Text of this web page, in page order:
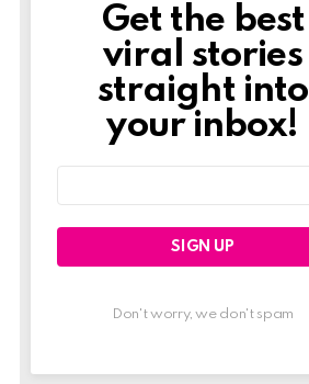
Newslett
Get the best
viral stories
straight into
your inbox!
Don't worry, we don't spam